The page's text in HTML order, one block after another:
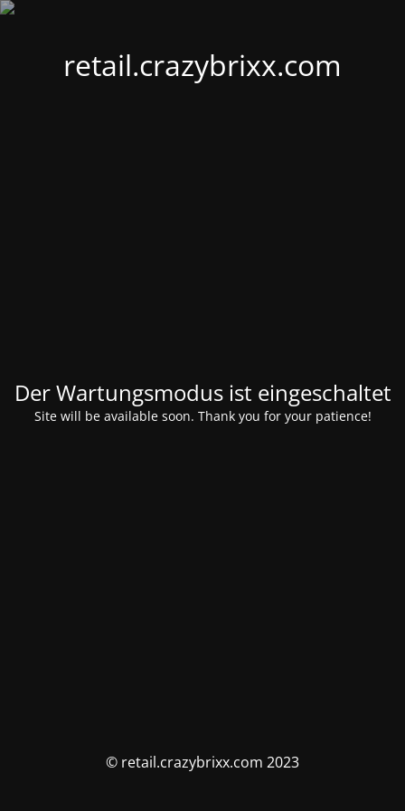
retail.crazybrixx.com
Der Wartungsmodus ist eingeschaltet
Site will be available soon. Thank you for your patience!
© retail.crazybrixx.com 2023